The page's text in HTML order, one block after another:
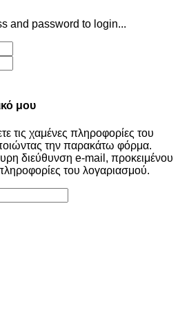
and password to login...
μου
τις χαμένες πληροφορίες του
την παρακάτω φόρμα.
διεύθυνση e-mail, προκειμένου
του λογαριασμού.